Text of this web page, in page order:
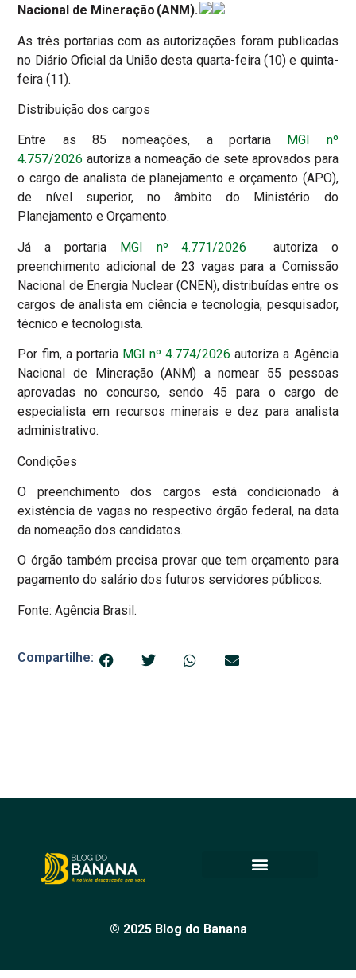
Nacional de Mineração (ANM).
As três portarias com as autorizações foram publicadas
no Diário Oficial da União desta quarta-feira (10) e quinta-
feira (11).
Distribuição dos cargos
Entre as 85 nomeações, a portaria
MGI nº
4.757/2026 autoriza a nomeação de sete aprovados para
o cargo de analista de planejamento e orçamento (APO),
de nível superior, no âmbito do Ministério do
Planejamento e Orçamento.
Já a portaria MGI nº 4.771/2026 autoriza o
preenchimento adicional de 23 vagas para a Comissão
Nacional de Energia Nuclear (CNEN), distribuídas entre os
cargos de analista em ciência e tecnologia, pesquisador,
técnico e tecnologista.
Por fim, a portaria MGI nº 4.774/2026autoriza a Agência
Nacional de Mineração (ANM) a nomear 55 pessoas
aprovadas no concurso, sendo 45 para o cargo de
especialista em recursos minerais e dez para analista
administrativo.
Condições
O preenchimento dos cargos está condicionado à
existência de vagas no respectivo órgão federal, na data
da nomeação dos candidatos.
O órgão também precisa provar que tem orçamento para
pagamento do salário dos futuros servidores públicos.
Fonte: Agência Brasil.
Compartilhe:
© 2025 Blog do Banana